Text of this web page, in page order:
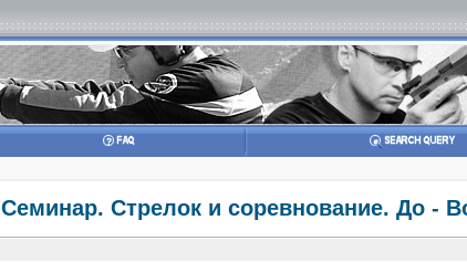
Семинар. Стрелок и соревнование. До -